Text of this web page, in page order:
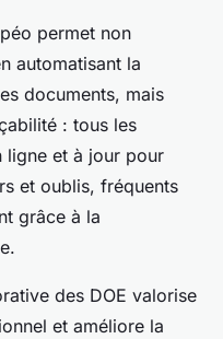
permet non
automatisant la
documents, mais
: tous les
ligne et à jour pour
et oublis, fréquents
grâce à la
des DOE valorise
et améliore la